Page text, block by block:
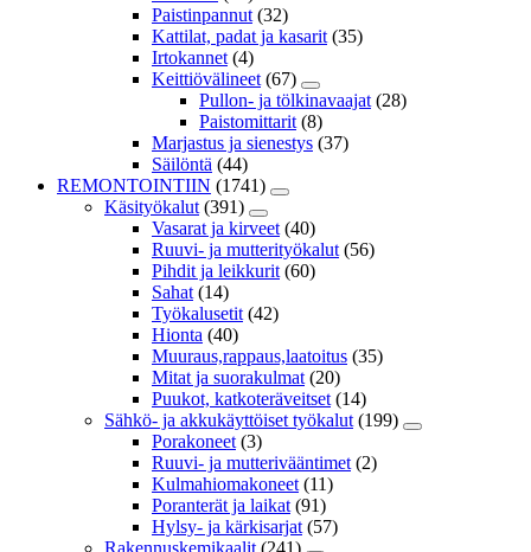
Paistinpannut (32)
Kattilat, padat ja kasarit (35)
Irtokannet (4)
Keittiövälineet (67)
Pullon- ja tölkinavaajat (28)
Paistomittarit (8)
Marjastus ja sienestys (37)
Säilöntä (44)
REMONTOINTIIN (1741)
Käsityökalut (391)
Vasarat ja kirveet (40)
Ruuvi- ja mutterityökalut (56)
Pihdit ja leikkurit (60)
Sahat (14)
Työkalusetit (42)
Hionta (40)
Muuraus,rappaus,laatoitus (35)
Mitat ja suorakulmat (20)
Puukot, katkoteräveitset (14)
Sähkö- ja akkukäyttöiset työkalut (199)
Porakoneet (3)
Ruuvi- ja mutterivääntimet (2)
Kulmahiomakoneet (11)
Poranterät ja laikat (91)
Hylsy- ja kärkisarjat (57)